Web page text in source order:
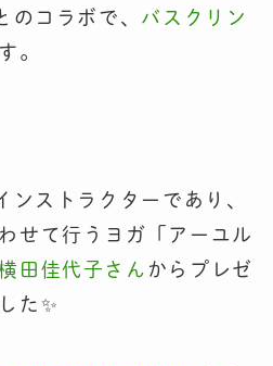
のコラボで、 バスクリン
。
ストラクターであり、
せて行うヨガ「アーユル
田佳代子さん からプレゼ
た✨